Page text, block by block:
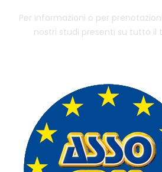
Per informazioni o per
nostri studi presenti su tutto il